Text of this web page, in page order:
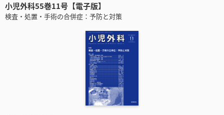
小児外科55巻11号【電子版】
検査・処置・手術の合併症：予防と対策